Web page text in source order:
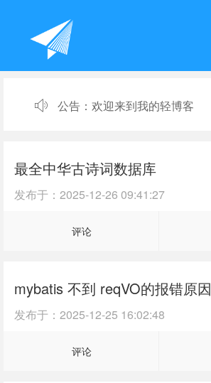
公告： 欢迎来到我的轻博客
最全中华古诗词数据库
发布于： 2025-12-26 09:41:27
评论
mybatis 不到 reqVO的报错原因
发布于： 2025-12-25 16:02:48
评论